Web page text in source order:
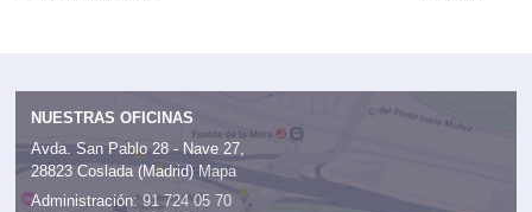
NUESTRAS OFICINAS
Avda. San Pablo 28 - Nave 27,
28823 Coslada (Madrid) Mapa
Administración: 91 724 05 70